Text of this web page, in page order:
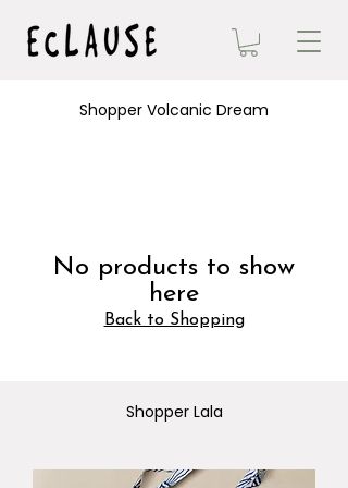
Shopper Volcanic Dream
No products to show
here
Back to Shopping
Shopper Lala